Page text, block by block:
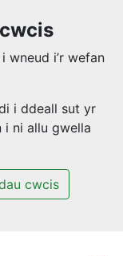
wneud i’r wefan
i ddeall sut yr
i ni allu gwella
cwcis